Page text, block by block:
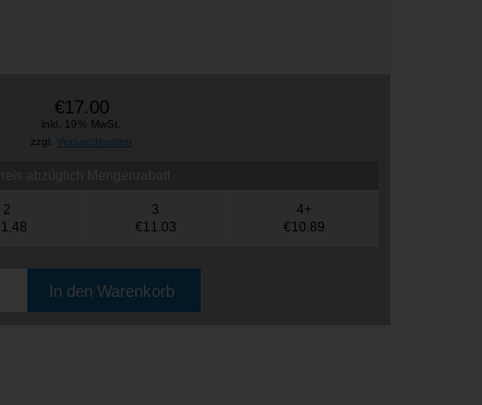
€17.00
inkl. 19% MwSt.
zzgl.Versandkosten
2
3
€11.03
4+
€10.89